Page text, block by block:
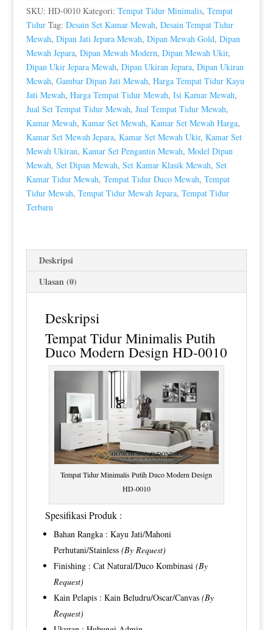
0010
SKU: HD-0010 Kategori: Tempat Tidur Minimalis, Tempat
Tidur Tag: Desain Set Kamar Mewah, Desain Tempat Tidur
Mewah, Dipan Jati Jepara Mewah, Dipan Mewah Gold, Dipan
Mewah Jepara, Dipan Mewah Modern, Dipan Mewah Ukir,
Dipan Ukir Jepara Mewah, Dipan Ukiran Jepara, Dipan Ukiran
Mewah, Gambar Dipan Jati Mewah, Harga Tempat Tidur Kayu
Jati Mewah, Harga Tempat Tidur Mewah, Isi Kamar Mewah,
Jual Set Tempat Tidur Mewah, Jual Tempat Tidur Mewah,
Kamar Mewah, Kamar Set Mewah, Kamar Set Mewah Harga,
Kamar Set Mewah Jepara, Kamar Set Mewah Ukir, Kamar Set
Mewah Ukiran, Kamar Set Pengantin Mewah, Model Dipan
Mewah, Set Dipan Mewah, Set Kamar Klasik Mewah, Set
Kamar Tidur Mewah, Tempat Tidur Duco Mewah, Tempat
Tidur Mewah, Tempat Tidur Mewah Jepara, Tempat Tidur
Terbaru
Deskripsi
Ulasan (0)
Deskripsi
Tempat Tidur Minimalis Putih
Duco Modern Design HD-0010
Tempat Tidur Minimalis Putih Duco Modern Design
HD-0010
Spesifikasi Produk :
Bahan Rangka : Kayu Jati/Mahoni
Perhutani/Stainless (By Request)
Finishing : Cat Natural/Duco Kombinasi (By
Request)
Kain Pelapis : Kain Beludru/Oscar/Canvas (By
Request)